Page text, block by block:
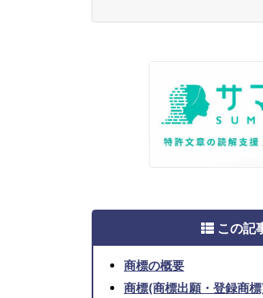
この記
商標の概要
商標(商標出願・登録商